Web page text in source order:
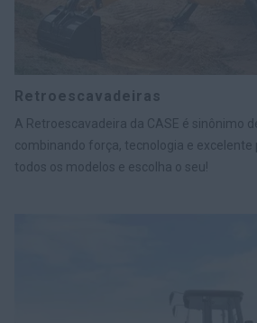
Retroescavadeiras
A Retroescavadeira da CASE é sinônimo
combinando força, tecnologia e
todos os modelos e escolha o seu!